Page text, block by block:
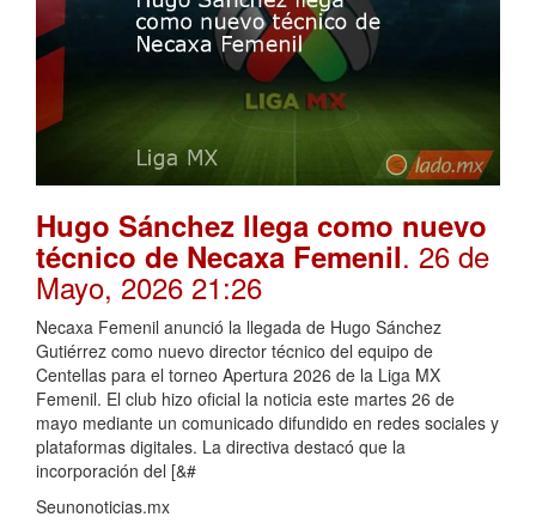
Hugo Sánchez llega como nuevo
técnico de Necaxa Femenil. 26 de
Mayo, 2026 21:26
Necaxa Femenil anunció la llegada de Hugo Sánchez
Gutiérrez como nuevo director técnico del equipo de
Centellas para el torneo Apertura 2026 de la Liga MX
Femenil. El club hizo oficial la noticia este martes 26 de
mayo mediante un comunicado difundido en redes sociales y
plataformas digitales. La directiva destacó que la
incorporación del [&#
Seunonoticias.mx